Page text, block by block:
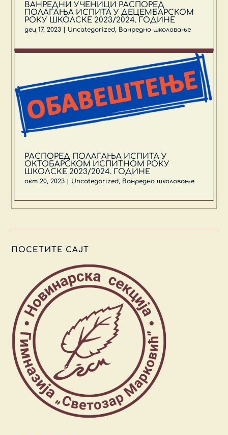
ВАНРЕДНИ УЧЕНИЦИ РАСПОРЕД
ПОЛАГАЊА ИСПИТА У ДЕЦЕМБАРСКОМ
РОКУ ШКОЛСКЕ 2023/2024. ГОДИНЕ
дец 17, 2023 Uncategorized, Ванредно школовање
РАСПОРЕД ПОЛАГАЊА ИСПИТА У
ОКТОБАРСКОМ ИСПИТНОМ РОКУ
ШКОЛСКЕ 2023/2024. ГОДИНЕ
окт 20, 2023 | Uncategorized, Ванредно школовање
ПОСЕТИТЕ САЈТ